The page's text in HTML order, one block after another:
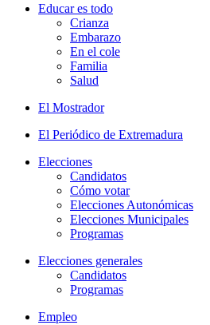
Educar es todo
Crianza
Embarazo
En el cole
Familia
Salud
El Mostrador
El Periódico de Extremadura
Elecciones
Candidatos
Cómo votar
Elecciones Autonómicas
Elecciones Municipales
Programas
Elecciones generales
Candidatos
Programas
Empleo